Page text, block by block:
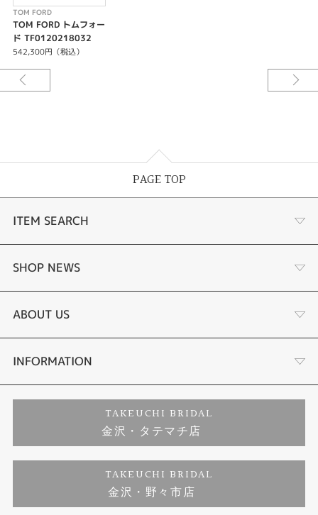
スイスメイド/ダブルカーブドサファイアクリスタル
ブラックオニキスクラウン/三気圧防水
ケース素材: SS
ケース径：40mm（自動巻）38mm（クオーツ）
WARRANTY
TOM FORD
TOM FORD トムフォー
ド TF0120218032
542,300円（税込）
PAGE TOP
ITEM SEARCH
婚約指輪
結婚指輪
セットリング
婚約ネックレス
ダイヤモンド
ジュエリーリフォーム
SHOP NEWS
選ばれる理由まとめ
お客様の声
プロポーズサポート
ブランドリスト
福井指輪工房｜手作りペアリング
ABOUT US
会社概要
お客様の声
INFORMATION
プライバシーポリシー
TAKEUCHI BRIDAL
金沢・タテマチ店
TAKEUCHI BRIDAL
金沢・野々市店